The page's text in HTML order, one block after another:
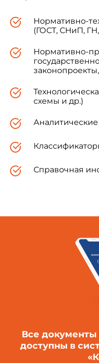
Нормативно-
(ГОСТ, СНиП,
Нормативно-
схемы и др.)
Справочная
Все
доступны в